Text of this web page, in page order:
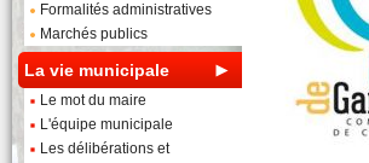
Formalités administratives
Marchés publics
La vie municipale
Le mot du maire
L'équipe municipale
Les délibérations et